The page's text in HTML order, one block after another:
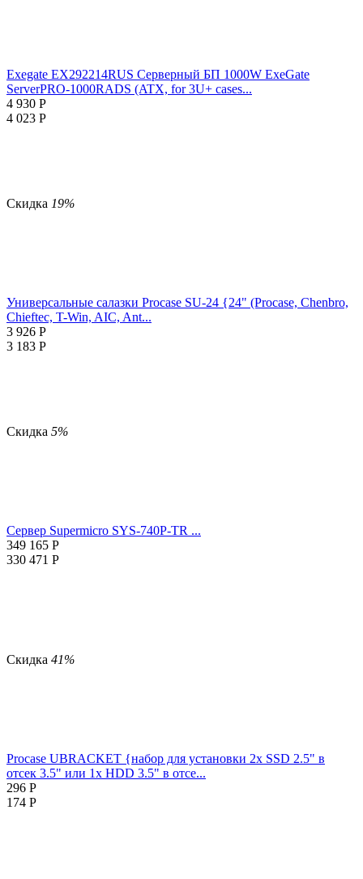
Exegate EX292214RUS Серверный БП 1000W ExeGate
ServerPRO-1000RADS (ATX, for 3U+ cases...
4 930 Р
4 023 Р
Скидка 19%
Универсальные салазки Procase SU-24 {24" (Procase, Chenbro,
Chieftec, T-Win, AIC, Ant...
3 926 Р
3 183 Р
Скидка 5%
Сервер Supermicro SYS-740P-TR ...
349 165 Р
330 471 Р
Скидка 41%
Procase UBRACKET {набор для установки 2х SSD 2.5" в
отсек 3.5" или 1х HDD 3.5" в отсе...
296 Р
174 Р